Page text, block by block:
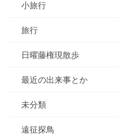
小旅行
旅行
日曜藤権現散歩
最近の出来事とか
未分類
遠征探鳥